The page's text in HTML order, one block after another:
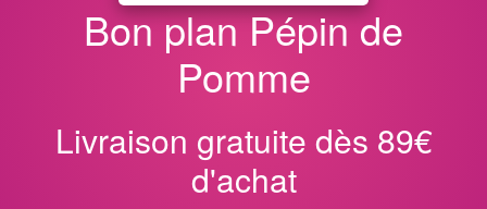
Bon plan Pépin de
Pomme
Livraison gratuite dès 89€
d'achat